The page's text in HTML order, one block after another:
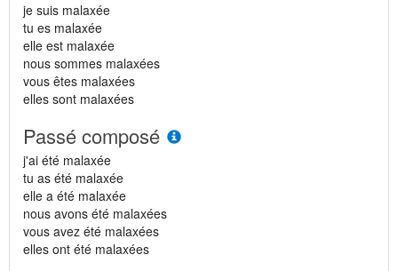
je suis malaxée
tu es malaxée
elle est malaxée
nous sommes malaxées
vous êtes malaxées
elles sont malaxées
Passé composé
j'ai été malaxée
tu as été malaxée
elle a été malaxée
nous avons été malaxées
vous avez été malaxées
elles ont été malaxées